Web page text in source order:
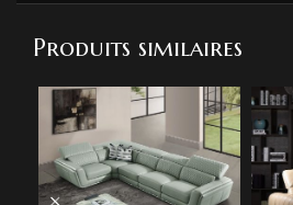
Produits similaires